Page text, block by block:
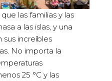
las familias y las
a las islas, y una
sus increíbles
No importa la
25 °C y las